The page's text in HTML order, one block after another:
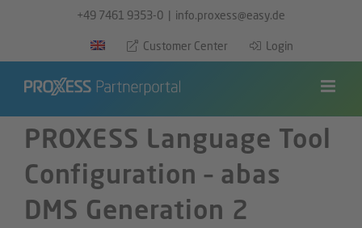
+49 7461 9353-0 | info.proxess@easy.de
Customer Center
Login
PROXESS Language Tool
Configuration – abas
DMS Generation 2